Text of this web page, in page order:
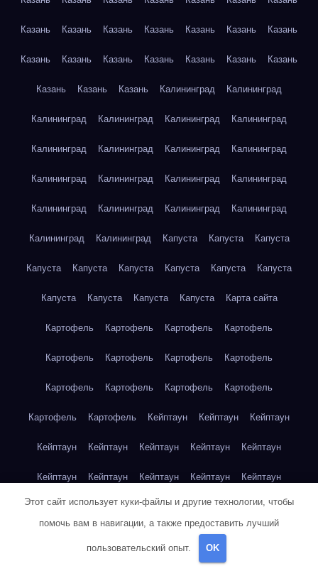
Казань Казань Казань Казань Казань Казань Казань
Казань Казань Казань Казань Казань Казань Казань
Казань Казань Казань Калининград Калининград
Калининград Калининград Калининград Калининград
Калининград Калининград Калининград Калининград
Калининград Калининград Калининград Калининград
Калининград Калининград Калининград Калининград
Калининград Калининград Капуста Капуста Капуста
Капуста Капуста Капуста Капуста Капуста Капуста
Капуста Капуста Капуста Капуста Карта сайта
Картофель Картофель Картофель Картофель
Картофель Картофель Картофель Картофель
Картофель Картофель Картофель Картофель
Картофель Картофель Кейптаун Кейптаун Кейптаун
Кейптаун Кейптаун Кейптаун Кейптаун Кейптаун
Кейптаун Кейптаун Кейптаун Кейптаун Кейптаун
Кейптаун Кейптаун Кейптаун Кейптаун Кейптаун
Клубника
Красноярск
Этот сайт использует куки-файлы и другие технологии, чтобы
помочь вам в навигации, а также предоставить лучший
пользовательский опыт. OK